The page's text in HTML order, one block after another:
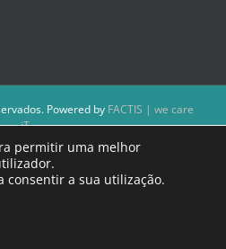
Powered by FACTIS | we care
iT
direito de não publicar conteúdos que
leis nacionais.
depositadas são da inteira
permitir uma melhor
consentir a sua utilização.